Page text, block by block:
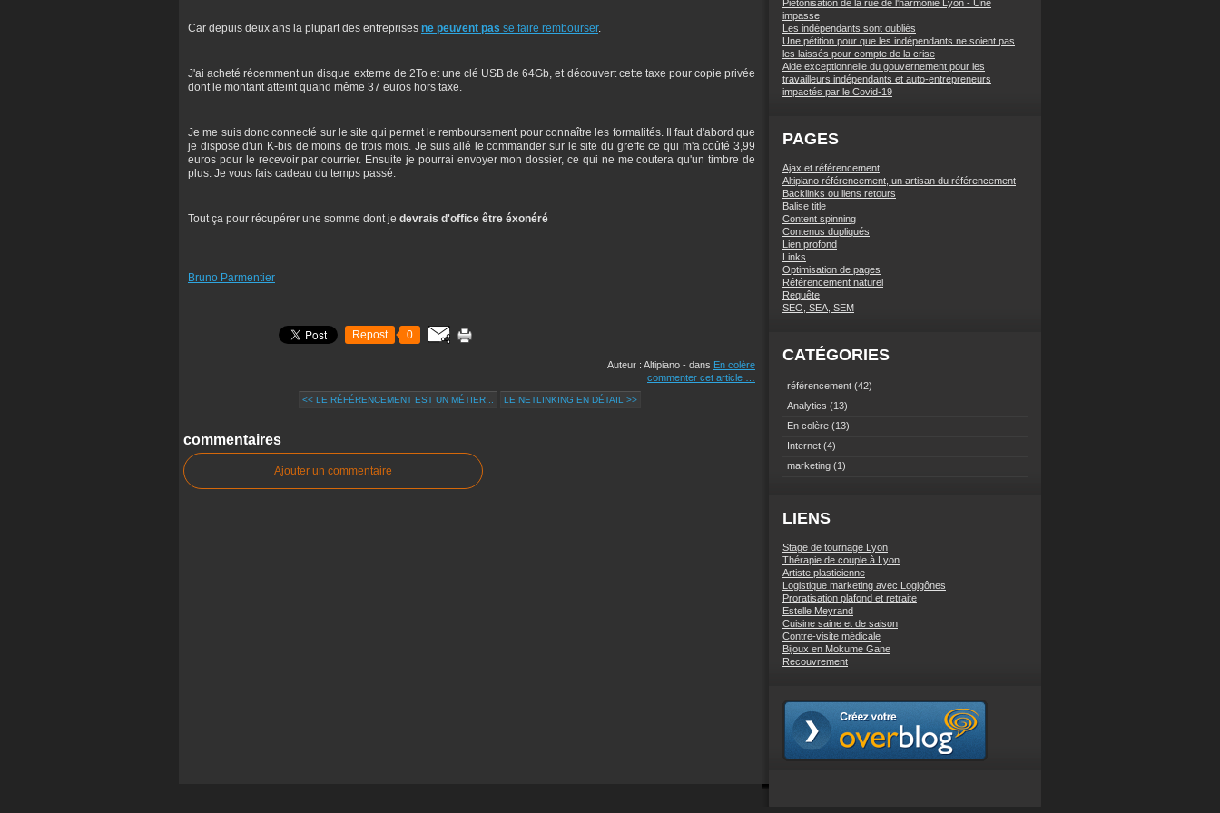
Car depuis deux ans la plupart des entreprises ne peuvent pas se faire rembourser.
J'ai acheté récemment un disque externe de 2To et une clé USB de 64Gb, et découvert cette taxe pour copie privée
dont le montant atteint quand même 37 euros hors taxe.
Je me suis donc connecté sur le site qui permet le remboursement pour connaître les formalités. Il faut d'abord que
je dispose d'un K-bis de moins de trois mois. Je suis allé le commander sur le site du greffe ce qui m'a coûté 3,99
euros pour le recevoir par courrier. Ensuite je pourrai envoyer mon dossier, ce qui ne me coutera qu'un timbre de
plus. Je vous fais cadeau du temps passé.
Tout ça pour récupérer une somme dont je devrais d'office être éxonéré
Bruno Parmentier
Repost 0
Auteur : Altipiano - dans En colère
commenter cet article
<< LE RÉFÉRENCEMENT EST UN MÉTIER... LE NETLINKING EN DÉTAIL >>
commentaires
Ajouter un commentaire
Piétonisation de la rue de l'harmonie Lyon - Une
impasse
Les indépendants sont oubliés
Une pétition pour que les indépendants ne soient pas
les laissés pour compte de la crise
Aide exceptionnelle du gouvernement pour les
travailleurs indépendants et auto-entrepreneurs
impactés par le Covid-19
PAGES
Ajax et référencement
Altipiano référencement, un artisan du référencement
Backlinks ou liens retours
Balise title
Content spinning
Contenus dupliqués
Lien profond
Links
Optimisation de pages
Référencement naturel
Requête
SEO, SEA, SEM
CATÉGORIES
référencement (42)
Analytics (13)
En colère (13)
Internet (4)
marketing (1)
LIENS
Stage de tournage Lyon
Thérapie de couple à Lyon
Artiste plasticienne
Logistique marketing avec Logigônes
Proratisation plafond et retraite
Estelle Meyrand
Cuisine saine et de saison
Contre-visite médicale
Bijoux en Mokume Gane
Recouvrement